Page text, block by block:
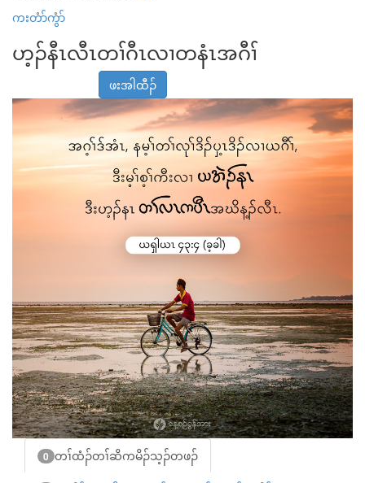
ကးတံာ်ကွံာ်
ဟ့ၣ်နီၤလီၤတၢ်ဂီၤလၢတနံၤအဂီၢ်
ဖးအါထီၣ်
0 တၢ်ထံၣ်တၢ်ဆိကမိၣ်သ့ၣ်တဖၣ်